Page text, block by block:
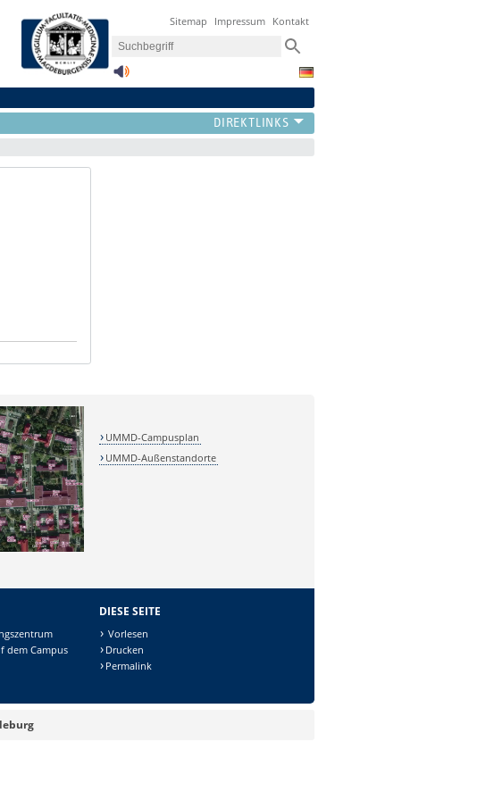
Sitemap Impressum Kontakt
UMMD-Campusplan
UMMD-Außenstandorte
dem Campus
DIESE SEITE
Vorlesen
Drucken
Permalink